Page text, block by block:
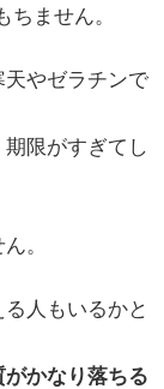
ちません。
やゼラチンで
期限がすぎてし
。
人もいるかと
がかなり落ちる